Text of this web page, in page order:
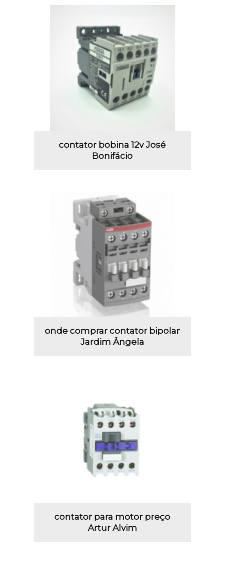
contator bobina 12v José
Bonifácio
onde comprar contator bipolar
Jardim Ângela
contator para motor preço
Artur Alvim